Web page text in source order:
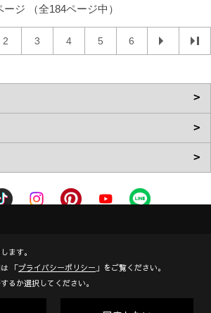
ージ （全184ページ中）
2 3 4 5 6
2丁目3-15
地図
ます。
「プライバシーポリシー 」をご覧ください。
るか選択してください。